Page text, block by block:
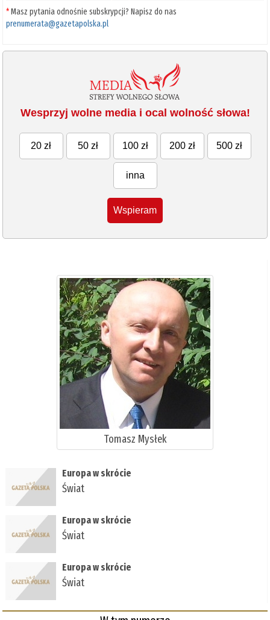
*Masz pytania odnośnie subskrypcji? Napisz do nas
prenumerata@gazetapolska.pl
Wesprzyj wolne media i ocal wolność słowa!
20 zł 50 zł 100 zł 200 zł 500 zł
inna
Wspieram
Tomasz Mysłek
Europa w skrócie
Świat
Europa w skrócie
Świat
Europa w skrócie
Świat